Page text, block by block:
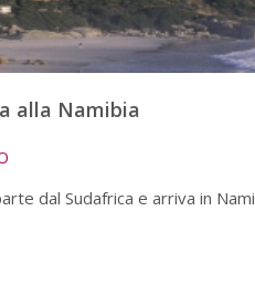
alla Namibia
dal Sudafrica e arriva in